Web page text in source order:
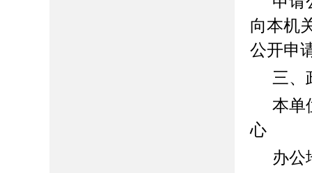
向本机
公开申
三、
本单
心
办公